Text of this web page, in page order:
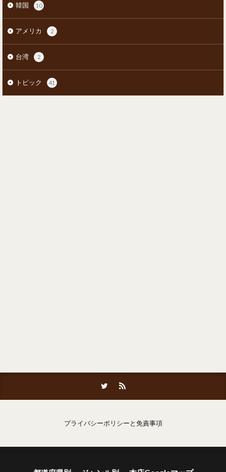
韓国 10
アメリカ 2
台湾 2
トピック 41
プライバシーポリシーと免責事項